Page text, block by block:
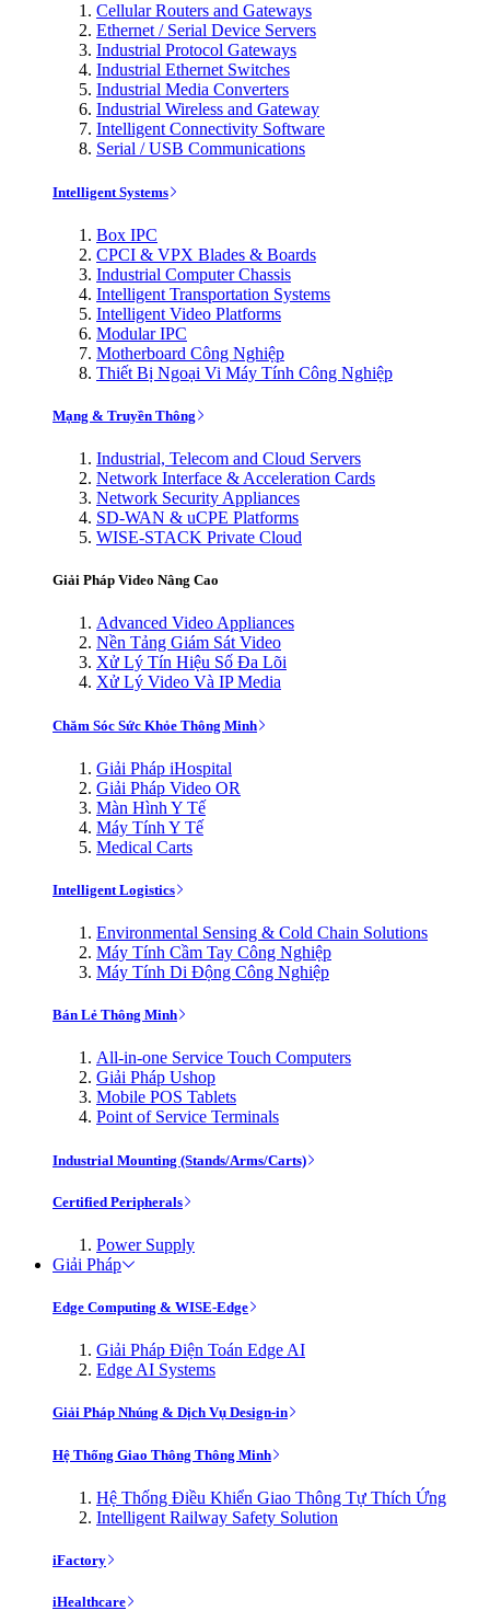
Cellular Routers and Gateways
Ethernet / Serial Device Servers
Industrial Protocol Gateways
Industrial Ethernet Switches
Industrial Media Converters
Industrial Wireless and Gateway
Intelligent Connectivity Software
Serial / USB Communications
Intelligent Systems
Box IPC
CPCI & VPX Blades & Boards
Industrial Computer Chassis
Intelligent Transportation Systems
Intelligent Video Platforms
Modular IPC
Motherboard Công Nghiệp
Thiết Bị Ngoại Vi Máy Tính Công Nghiệp
Mạng & Truyền Thông
Industrial, Telecom and Cloud Servers
Network Interface & Acceleration Cards
Network Security Appliances
SD-WAN & uCPE Platforms
WISE-STACK Private Cloud
Giải Pháp Video Nâng Cao
Advanced Video Appliances
Nền Tảng Giám Sát Video
Xử Lý Tín Hiệu Số Đa Lõi
Xử Lý Video Và IP Media
Chăm Sóc Sức Khỏe Thông Minh
Giải Pháp iHospital
Giải Pháp Video OR
Màn Hình Y Tế
Máy Tính Y Tế
Medical Carts
Intelligent Logistics
Environmental Sensing & Cold Chain Solutions
Máy Tính Cầm Tay Công Nghiệp
Máy Tính Di Động Công Nghiệp
Bán Lẻ Thông Minh
All-in-one Service Touch Computers
Giải Pháp Ushop
Mobile POS Tablets
Point of Service Terminals
Industrial Mounting (Stands/Arms/Carts)
Certified Peripherals
Power Supply
Giải Pháp
Edge Computing & WISE-Edge
Giải Pháp Điện Toán Edge AI
Edge AI Systems
Giải Pháp Nhúng & Dịch Vụ Design-in
Hệ Thống Giao Thông Thông Minh
Hệ Thống Điều Khiển Giao Thông Tự Thích Ứng
Intelligent Railway Safety Solution
iFactory
iHealthcare